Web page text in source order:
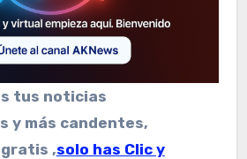
y más candentes,
,solo has Clic y